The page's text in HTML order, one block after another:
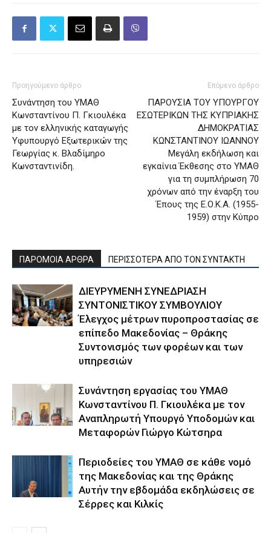
Προηγούμενο άρθρο
Συνάντηση του ΥΜΑΘ
Κωνσταντίνου Π. Γκιουλέκα
με τον ελληνικής καταγωγής
Υφυπουργό Εξωτερικών της
Γεωργίας κ. Βλαδίμηρο
Κωνσταντινίδη.
Επόμενο άρθρο
ΠΑΡΟΥΣΙΑ ΤΟΥ ΥΠΟΥΡΓΟΥ
ΕΣΩΤΕΡΙΚΩΝ ΤΗΣ ΚΥΠΡΙΑΚΗΣ
ΔΗΜΟΚΡΑΤΙΑΣ
ΚΩΝΣΤΑΝΤΙΝΟΥ ΙΩΑΝΝΟΥ
Μεγάλη εκδήλωση και
εγκαίνια Έκθεσης στο ΥΜΑΘ
για τη συμπλήρωση 70
χρόνων από την έναρξη του
Έπους της Ε.Ο.Κ.Α. (1955-
1959) στην Κύπρο
ΠΑΡΟΜΟΙΑ ΑΡΘΡΑ ΠΕΡΙΣΣΟΤΕΡΑ ΑΠΟ ΤΟΝ ΣΥΝΤΑΚΤΗ
ΔΙΕΥΡΥΜΕΝΗ ΣΥΝΕΔΡΙΑΣΗ
ΣΥΝΤΟΝΙΣΤΙΚΟΥ ΣΥΜΒΟΥΛΙΟΥ
Έλεγχος μέτρων πυροπροστασίας σε
επίπεδο Μακεδονίας – Θράκης
Συντονισμός των φορέων και των
υπηρεσιών
Συνάντηση εργασίας του ΥΜΑΘ
Κωνσταντίνου Π. Γκιουλέκα με τον
Αναπληρωτή Υπουργό Υποδομών και
Μεταφορών Γιώργο Κώτσηρα
Περιοδείες του ΥΜΑΘ σε κάθε νομό
της Μακεδονίας και της Θράκης
Αυτήν την εβδομάδα εκδηλώσεις σε
Σέρρες και Κιλκίς